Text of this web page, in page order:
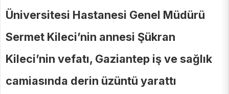
Üniversitesi Hastanesi Genel Müdürü
Sermet Kileci’nin annesi Şükran
Kileci’nin vefatı, Gaziantep iş ve sağlık
camiasında derin üzüntü yarattı